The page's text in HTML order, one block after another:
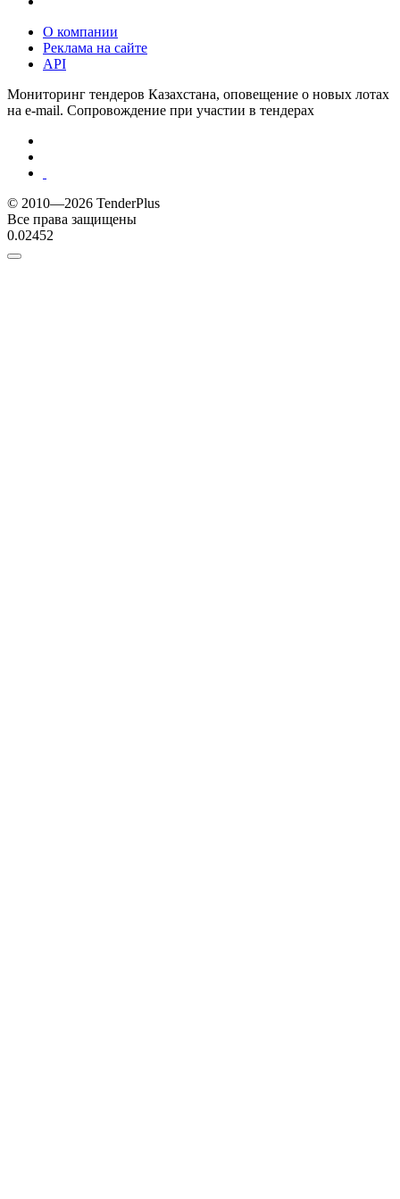
О компании
Реклама на сайте
API
Мониторинг тендеров Казахстана, оповещение о новых лотах
на e-mail. Сопровождение при участии в тендерах
© 2010—2026 TenderPlus
Все права защищены
0.02452